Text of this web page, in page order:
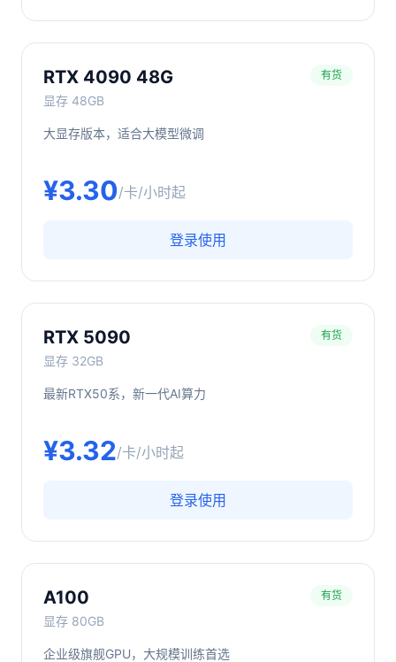
RTX 4090 48G
显存 48GB
有货
大显存版本，适合大模型微调
¥3.30/卡/小时起
登录使用
RTX 5090
显存 32GB
有货
最新RTX50系，新一代AI算力
¥3.32/卡/小时起
登录使用
A100
显存 80GB
有货
企业级旗舰GPU，大规模训练首选